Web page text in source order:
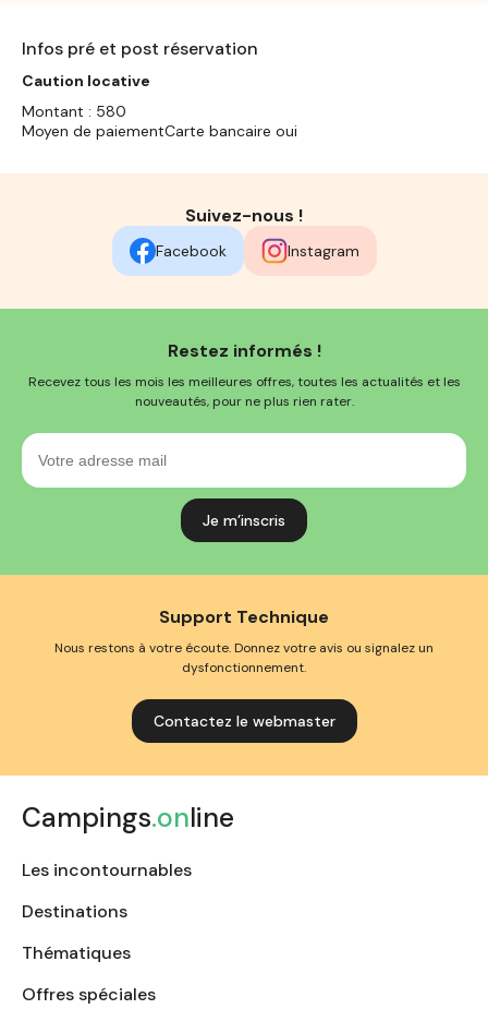
Infos pré et post réservation
Caution locative
Montant : 580
Moyen de paiementCarte bancaire oui
Suivez-nous !
Facebook Instagram
Restez informés !
Recevez tous les mois les meilleures offres, toutes les actualités et les
nouveautés, pour ne plus rien rater.
Votre
adresse
mail
Support Technique
Nous restons à votre écoute. Donnez votre avis ou signalez un
dysfonctionnement.
Contactez le webmaster
Campings.online
Les incontournables
Destinations
Thématiques
Offres spéciales